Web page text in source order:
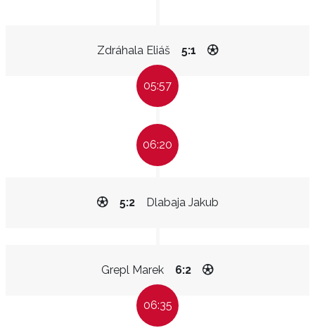
Zdráhala Eliáš 5:1
05:57
06:20
Dlabaja Jakub
5:2
Grepl Marek 6:2
06:35